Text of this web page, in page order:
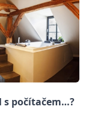
počítačem…?